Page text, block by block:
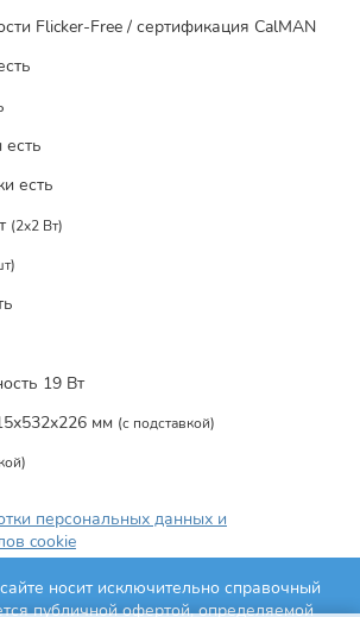
Flicker-Free / сертификация CalMAN
есть
(2x2 Вт)
19 Вт
мм (с подставкой)
персональных данных и
cookie
носит исключительно справочный
публичной офертой, определяемой